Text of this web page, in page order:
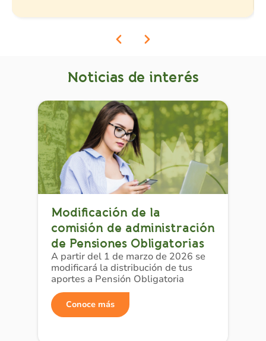
Noticias de interés
Modificación de la
comisión de administración
de Pensiones Obligatorias
A partir del 1 de marzo de 2026 se
modificará la distribución de tus
aportes a Pensión Obligatoria
Conoce más